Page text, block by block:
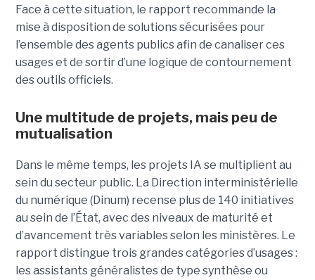
Face à cette situation, le rapport recommande la
mise à disposition de solutions sécurisées pour
l’ensemble des agents publics afin de canaliser ces
usages et de sortir d’une logique de contournement
des outils officiels.
Une multitude de projets, mais peu de
mutualisation
Dans le même temps, les projets IA se multiplient au
sein du secteur public. La Direction interministérielle
du numérique (Dinum) recense plus de 140 initiatives
au sein de l’État, avec des niveaux de maturité et
d’avancement très variables selon les ministères. Le
rapport distingue trois grandes catégories d’usages :
les assistants généralistes de type synthèse ou